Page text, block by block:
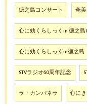
徳之島コンサート 奄
心に効くらしっくin 徳之
心に効くらしっくin徳之島
STVラジオ60周年記念
ラ・カンパネラ 心に